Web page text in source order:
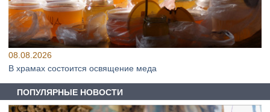
08.08.2026
В храмах состоится освящение меда
ПОПУЛЯРНЫЕ НОВОСТИ